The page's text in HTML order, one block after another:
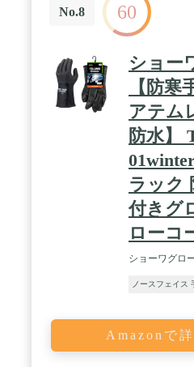
No.8 60
ショー
【防寒
アテム
防水】
ラック
付きグ
ローコ
ショーワグロ
ノースフェイス
Amazonで